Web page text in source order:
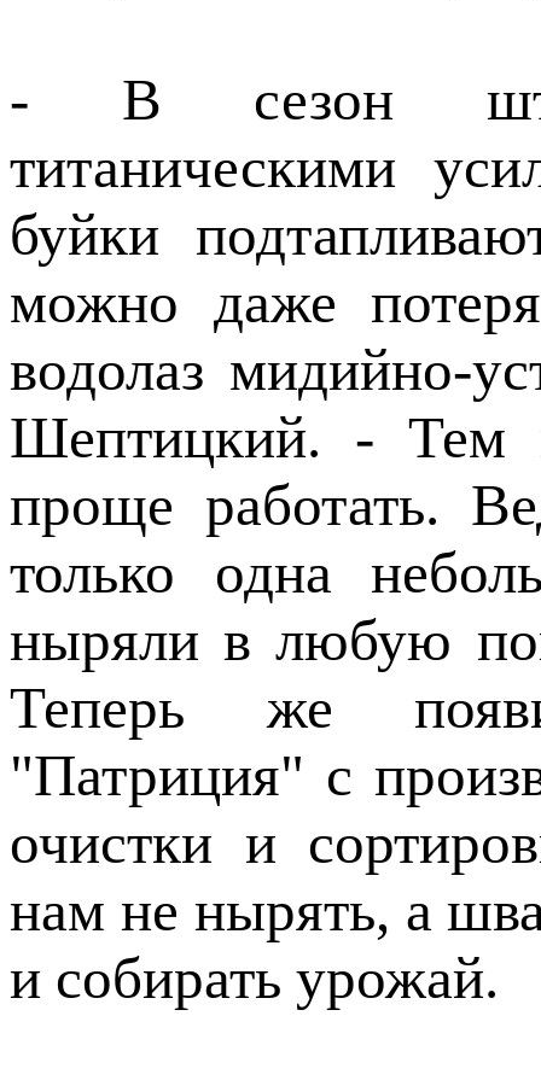
- В сезон
титаническими
буйки
можно даже
водолаз мидийно-
Шептицкий. - Тем
проще работать.
только одна
ныряли в любую
Теперь же
"Патриция" с
очистки и
нам не нырять, а
и собирать урожай.